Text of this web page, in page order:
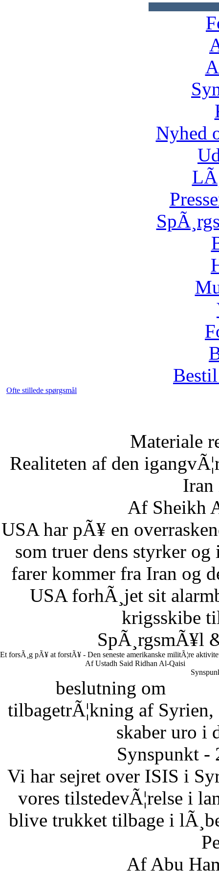
Nyhed
Ofte stillede spørgsmål
Materiale
Realiteten af den
Iran
Af Sheikh
USA har pÃ¥ en
som truer dens styrker og
farer kommer fra Iran og
USA forhÃ¸jet sit
krigsskibe
SpÃ¸rgsmÃ¥l
Et forsÃ¸g pÃ¥ at forstÃ¥ - Den seneste amerikanske militÃ¦re
Af Ustadh Said Ridhan Al-Qaisi
beslutning om
tilbagetrÃ¦kning af Syrien,
skaber uro i
Synspunkt -
Vi har sejret over ISIS i
vores tilstedevÃ¦relse i
blive trukket tilbage i
Af Abu